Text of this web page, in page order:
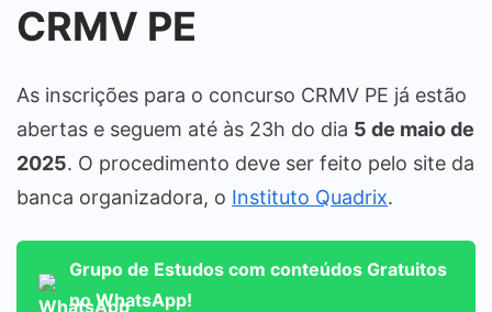
CRMV PE
As inscrições para o concurso CRMV PE já estão
abertas e seguem até às 23h do dia 5 de maio de
2025. O procedimento deve ser feito pelo site da
banca organizadora, o Instituto Quadrix.
Grupo de Estudos com conteúdos Gratuitos
no WhatsApp!